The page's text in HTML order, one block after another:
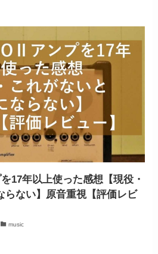
17年以上使った感想【現役・
らない】原音重視【評価レビ
music